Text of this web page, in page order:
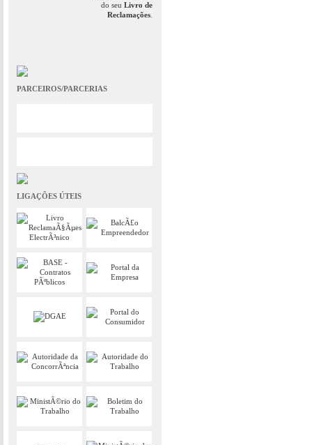
do seu Livro de
Reclamações
PARCEIROS/PARCERIAS
LIGAÇÕES ÚTEIS